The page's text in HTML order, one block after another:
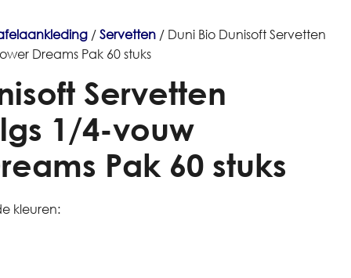
/Servetten / Duni Bio Dunisoft Servetten
Dreams Pak 60 stuks
Servetten
1/4-vouw
Pak 60 stuks
kleuren: